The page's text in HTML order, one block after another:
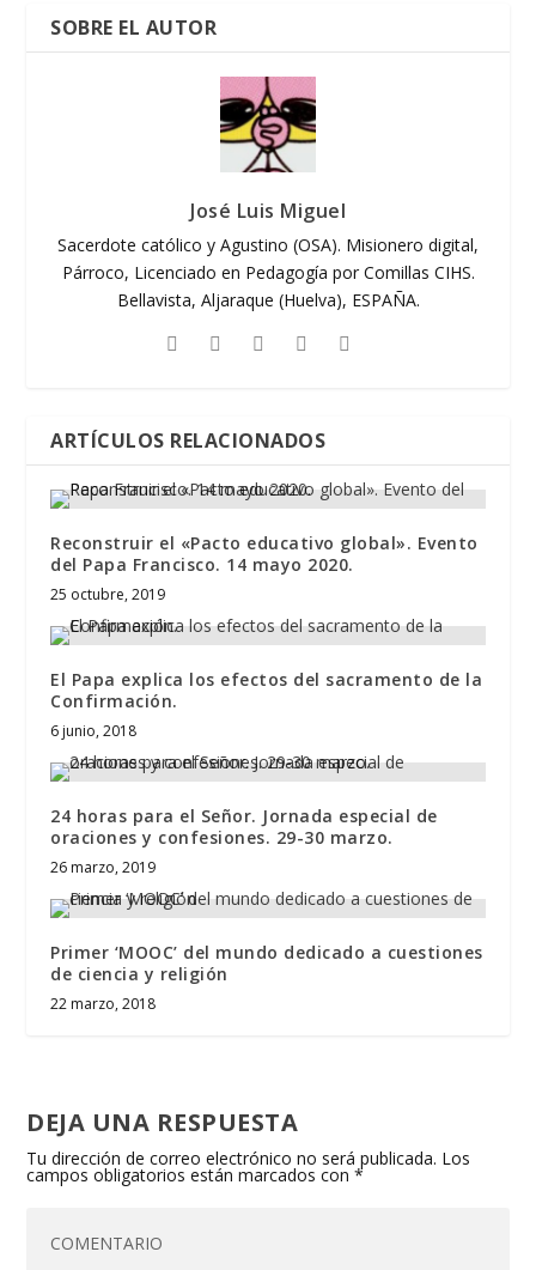
SOBRE EL AUTOR
José Luis Miguel
Sacerdote católico y Agustino (OSA). Misionero digital,
Párroco, Licenciado en Pedagogía por Comillas CIHS.
Bellavista, Aljaraque (Huelva), ESPAÑA.
ARTÍCULOS RELACIONADOS
Reconstruir el «Pacto educativo global». Evento
del Papa Francisco. 14 mayo 2020.
25 octubre, 2019
El Papa explica los efectos del sacramento de la
Confirmación.
6 junio, 2018
24 horas para el Señor. Jornada especial de
oraciones y confesiones. 29-30 marzo.
26 marzo, 2019
Primer ‘MOOC’ del mundo dedicado a cuestiones
de ciencia y religión
22 marzo, 2018
DEJA UNA RESPUESTA
Tu dirección de correo electrónico no será publicada. Los
campos obligatorios están marcados con*